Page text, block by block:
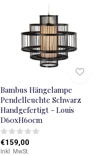
Bambus Hängelampe
Pendelleuchte Schwarz
Handgefertigt - Louis
D60xH60cm
€159,00
Inkl. MwSt.